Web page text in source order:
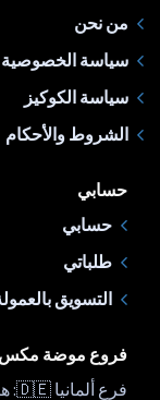
من نحن
سياسة الخصوصية
سياسة الكوكيز
الشروط والأحكام
حسابي
حسابي
طلباتي
التسويق
فروع موضة مكس
فرع ألمانيا 🇩🇪: هيرنه